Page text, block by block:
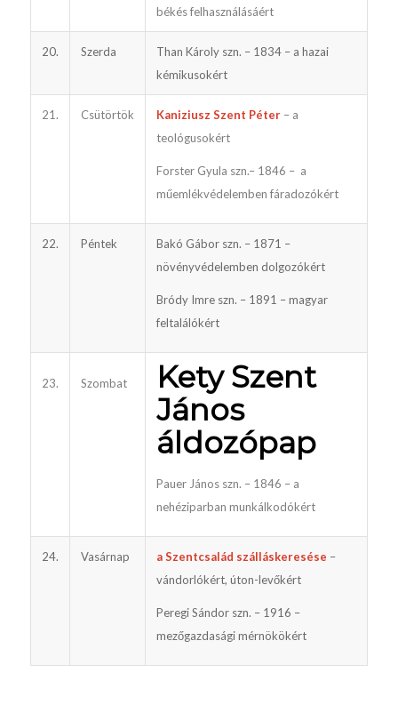
békés felhasználásáért
20. Szerda
Than Károly szn. – 1834 – a hazai
kémikusokért
21. Csütörtök Kaniziusz Szent Péter– a
teológusokért
Forster Gyula szn.– 1846 – a
műemlékvédelemben fáradozókért
22. Péntek
Bakó Gábor szn. – 1871 –
növényvédelemben dolgozókért
Bródy Imre szn. – 1891 – magyar
feltalálókért
23. Szombat
Kety Szent
János
áldozópap
Pauer János szn. – 1846 – a
nehéziparban munkálkodókért
24. Vasárnap a Szentcsalád szálláskeresése –
vándorlókért, úton-levőkért
Peregi Sándor szn. – 1916 –
mezőgazdasági mérnökökért